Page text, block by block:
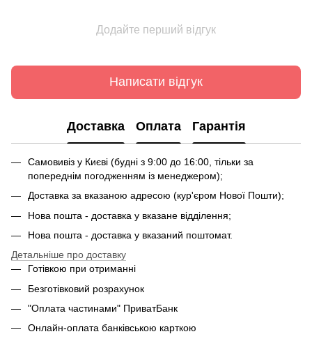
Додайте перший відгук
Написати відгук
Доставка Оплата Гарантія
Самовивіз у Києві (будні з 9:00 до 16:00, тільки за
попереднім погодженням із менеджером);
Доставка за вказаною адресою (кур'єром Нової Пошти);
Нова пошта - доставка у вказане відділення;
Нова пошта - доставка у вказаний поштомат.
Детальніше про доставку
Готівкою при отриманні
Безготівковий розрахунок
"Оплата частинами" ПриватБанк
Онлайн-оплата банківською карткою